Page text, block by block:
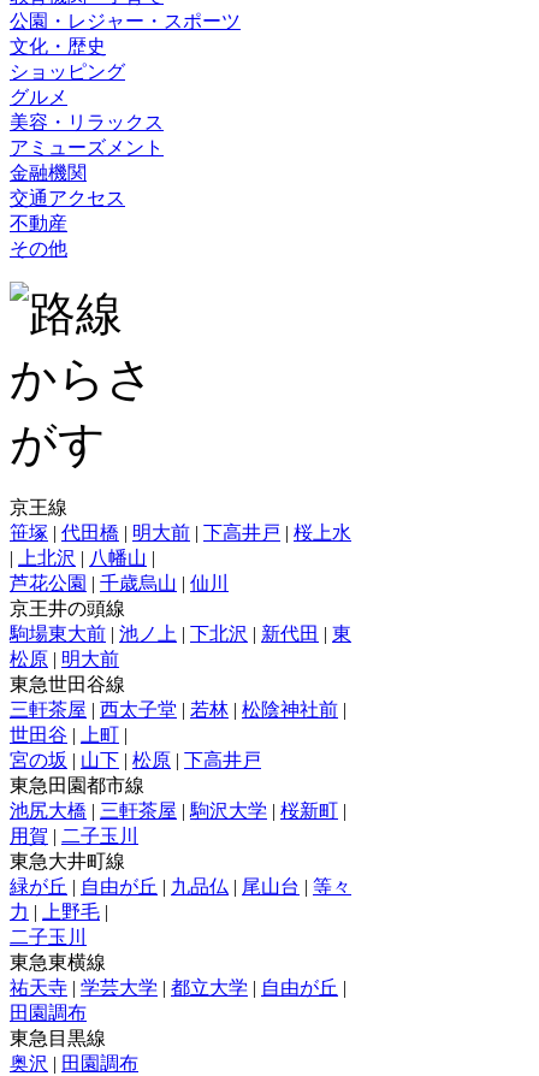
公園・レジャー・スポーツ
文化・歴史
ショッピング
グルメ
美容・リラックス
アミューズメント
金融機関
交通アクセス
不動産
その他
京王線
笹塚 | 代田橋 | 明大前 | 下高井戸 | 桜上水
|
上北沢 | 八幡山 |
芦花公園 | 千歳烏山 | 仙川
京王井の頭線
駒場東大前 | 池ノ上 | 下北沢 | 新代田 | 東
松原 | 明大前
東急世田谷線
三軒茶屋 | 西太子堂 | 若林 | 松陰神社前 |
世田谷 | 上町 |
宮の坂 | 山下 | 松原 | 下高井戸
東急田園都市線
池尻大橋 | 三軒茶屋 | 駒沢大学 | 桜新町 |
用賀 | 二子玉川
東急大井町線
緑が丘 | 自由が丘 | 九品仏 | 尾山台 | 等々
力 | 上野毛 |
二子玉川
東急東横線
祐天寺 | 学芸大学 | 都立大学 | 自由が丘 |
田園調布
東急目黒線
奥沢 | 田園調布